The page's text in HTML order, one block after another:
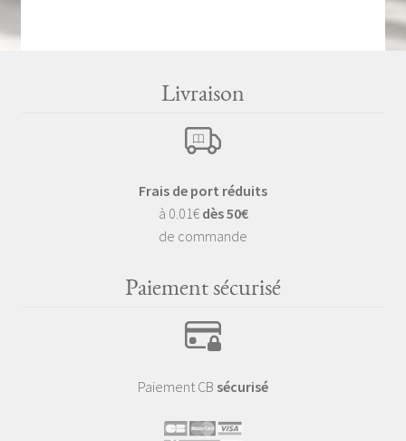
Livraison
Frais de port réduits
à 0.01€ dès 50€
de commande
Paiement sécurisé
Paiement CB sécurisé